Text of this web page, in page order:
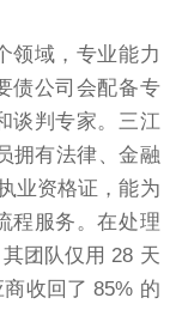
领域，专业能力
债公司会配备专
谈判专家。三江
拥有法律、金融
业资格证，能为
程服务。在处理
团队仅用 28 天
收回了 85% 的